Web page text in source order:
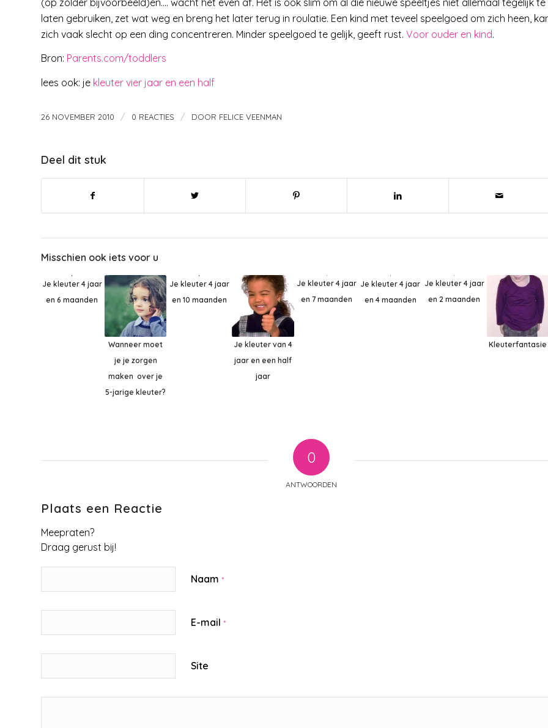
laten gebruiken, zet wat weg en breng het later terug in roulatie. Een kind met teveel speelgoed om zich heen,
zich vaak slecht op een ding concentreren. Minder speelgoed te gelijk, geeft rust. Voor ouder en kind.
Bron: Parents.com/toddlers
lees ook: je kleuter vier jaar en een half
26 NOVEMBER 2010 / 0 REACTIES / DOOR FELICE VEENMAN
Deel dit stuk
Misschien ook iets voor u
Je kleuter 4 jaar
en 6 maanden
Wanneer moet
je je zorgen
maken over je
5-jarige kleuter?
Je kleuter 4 jaar
en 10 maanden
Je kleuter van 4
jaar en een half
jaar
Je kleuter 4 jaar
en 7 maanden
Je kleuter 4 jaar
en 4 maanden
Je kleuter 4 jaar
en 2 maanden
Kleuterfantasie
0
ANTWOORDEN
Plaats een Reactie
Meepraten?
Draag gerust bij!
Naam *
E-mail *
Site